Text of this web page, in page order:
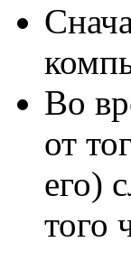
Во
от
его)
того